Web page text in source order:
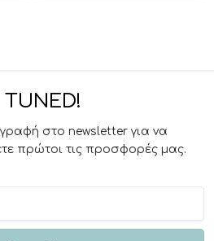
TUNED!
στο newsletter για να
πρώτοι τις προσφορές μας.